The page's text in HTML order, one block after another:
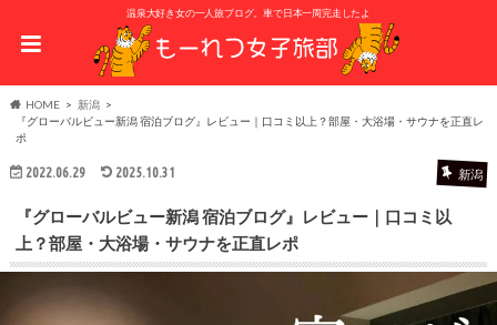
温泉大好き女の一人旅ブログ。車で日本一周完走したよ
HOME
新潟
『グローバルビュー新潟 宿泊ブログ』レビュー｜口コミ以上？部屋・大浴場・サウナを正直レ
ポ
2022.06.29 2025.10.31 新潟
『グローバルビュー新潟 宿泊ブログ』レビュー｜口コミ以
上？部屋・大浴場・サウナを正直レポ